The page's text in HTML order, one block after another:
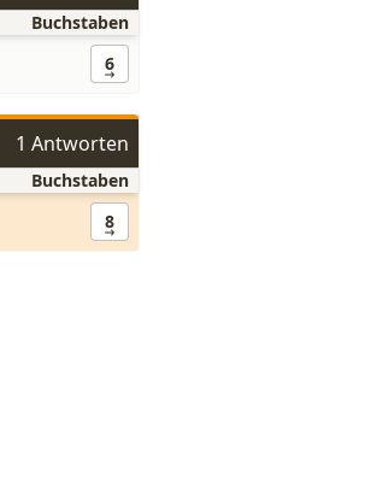
Buchstaben
6
1 Antworten
Buchstaben
8